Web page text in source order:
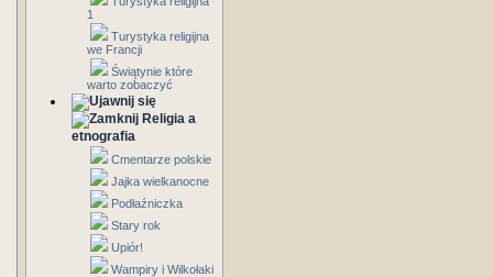
1
Turystyka religijna
we Francji
Świątynie które
warto zobaczyć
Religia a
etnografia
Cmentarze polskie
Jajka wielkanocne
Podłaźniczka
Stary rok
Upiór!
Wampiry i Wilkołaki